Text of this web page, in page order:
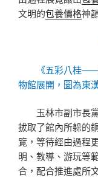
文明的包養價格神
《五彩八桂
物館展開，圖為東
玉林市副市長
拔取了館內所躲的
覽，等待經由過程
明、教導、游玩等
合，配合推進處所